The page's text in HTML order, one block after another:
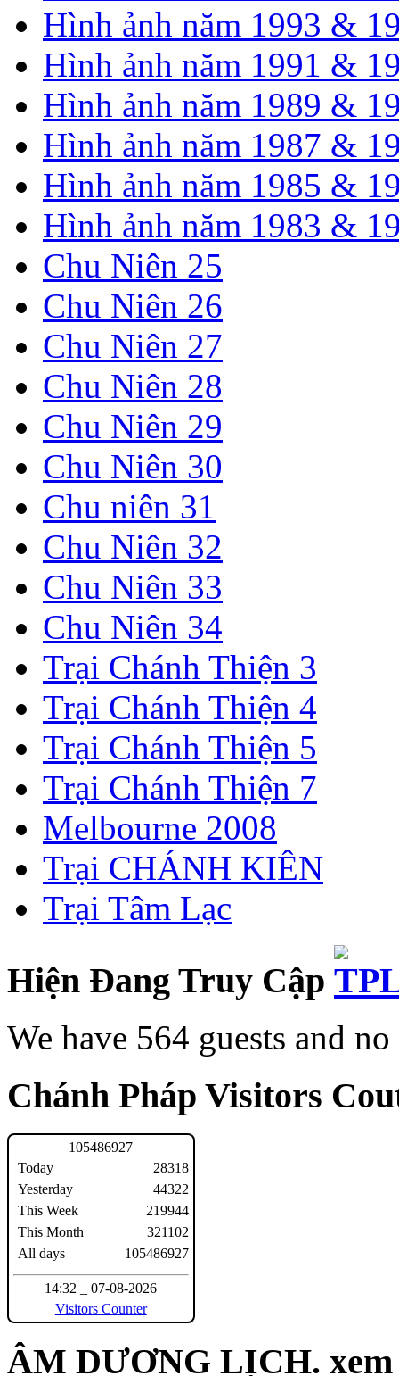
Hình ảnh năm 1993 &
Hình ảnh năm 1991 &
Hình ảnh năm 1989 &
Hình ảnh năm 1987 &
Hình ảnh năm 1985 &
Hình ảnh năm 1983 &
Chu Niên 25
Chu Niên 26
Chu Niên 27
Chu Niên 28
Chu Niên 29
Chu Niên 30
Chu niên 31
Chu Niên 32
Chu Niên 33
Chu Niên 34
Trại Chánh Thiện 3
Trại Chánh Thiện 4
Trại Chánh Thiện 5
Trại Chánh Thiện 7
Melbourne 2008
Trại CHÁNH KIÊN
Trại Tâm Lạc
Hiện Đang Truy Cập
We have 564 guests and
Chánh Pháp Visitors
105486927
Today
Yesterday
This Week
This Month
All days
28318
44322
219944
321102
105486927
14:32 _ 07-08-2026
Visitors Counter
ÂM DƯƠNG LỊCH. xem